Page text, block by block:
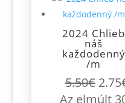
2024 Chlieb
náš
každodenný
/m
5.50€
price
2.75
Az elmúlt